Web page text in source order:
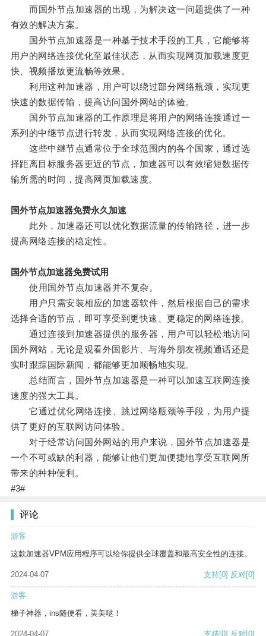
而国外节点加速器的出现，为解决这一问题提供了一种
有效的解决方案。
国外节点加速器是一种基于技术手段的工具，它能够将
用户的网络连接优化至最佳状态，从而实现网页加载速度更
快、视频播放更流畅等效果。
利用这种加速器，用户可以绕过部分网络瓶颈，实现更
快速的数据传输，提高访问国外网站的体验。
国外节点加速器的工作原理是将用户的网络连接通过一
系列的中继节点进行转发，从而实现网络连接的优化。
这些中继节点通常位于全球范围内的各个国家，通过选
择距离目标服务器更近的节点，加速器可以有效缩短数据传
输所需的时间，提高网页加载速度。
国外节点加速器免费永久加速
此外，加速器还可以优化数据流量的传输路径，进一步
提高网络连接的稳定性。
国外节点加速器免费试用
使用国外节点加速器并不复杂。
用户只需安装相应的加速器软件，然后根据自己的需求
选择合适的节点，即可享受到更快速、更稳定的网络连接。
通过连接到加速器提供的服务器，用户可以轻松地访问
国外网站，无论是观看外国影片、与海外朋友视频通话还是
实时跟踪国际新闻，都能够更加顺畅地实现。
总结而言，国外节点加速器是一种可以加速互联网连接
速度的强大工具。
它通过优化网络连接、跳过网络瓶颈等手段，为用户提
供了更好的互联网访问体验。
对于经常访问国外网站的用户来说，国外节点加速器是
一个不可或缺的利器，能够让他们更加便捷地享受互联网所
带来的种种便利。
#3#
评论
游客
这款加速器VPM应用程序可以给你提供全球覆盖和最高安全性的连接。
2024-04-07 支持[0] 反对[0]
游客
梯子神器，ins随便看，美美哒！
2024-04-07 支持[0] 反对[0]